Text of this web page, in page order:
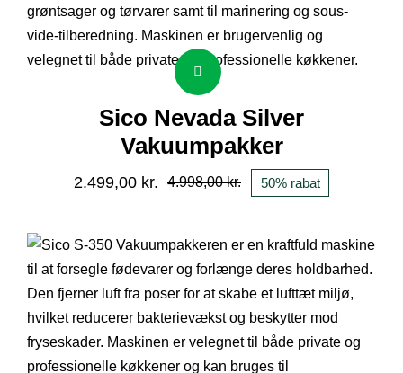
Sico Nevada Silver
Vakuumpakker
4.998,00kr.
Den
pris
var:
4.998,00 kr..
2.499,00 kr.
Den
pris
er:
2.499,00 kr..
50% rabat